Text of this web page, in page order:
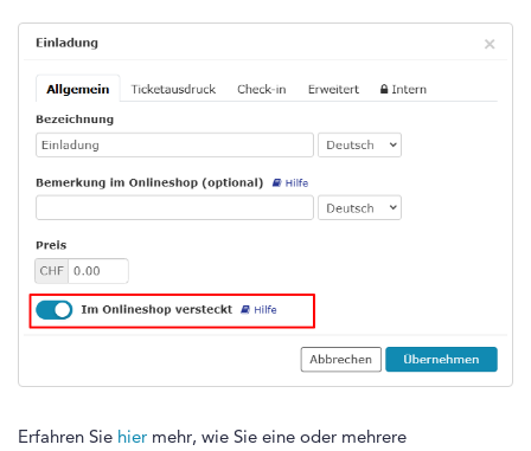
Erfahren Sie hier mehr, wie Sie eine oder mehrere